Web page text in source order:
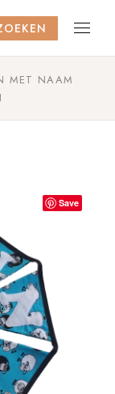
MET NAAM
Save